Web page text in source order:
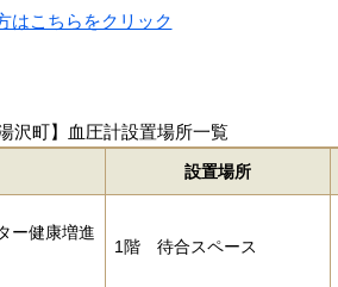
はこちらをクリック
湯沢町】血圧計設置場所一覧
設置場所
ー健康増進
1階 待合スペース